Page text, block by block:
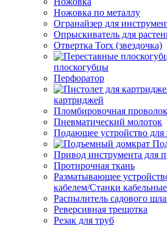
Ножовка по металлу
Огранайзер для
Опрыскиватель для
Отвертка Torx (звездочка)
плоскогубцы
Перфоратор
картриджей
Пломбировочная
Пневматический молоток
Подающее устройство для
Привод инструмента для
Протирочная ткань
Разматывающее
кабелем/Станки кабельные
Распылитель садового
Реверсивная трещотка
Резак для труб